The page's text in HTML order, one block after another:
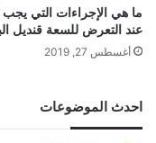
ما هي الإجراءات التي يجب
عند التعرض للسعة قنديل
أغسطس 27, 2019
احدث الموضوعات